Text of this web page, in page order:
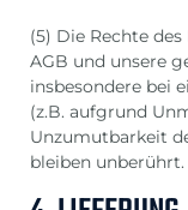
(5) Die Rechte
AGB und unsere
insbesondere bei
(z.B. aufgrund
Unzumutbarkeit
bleiben unberührt.